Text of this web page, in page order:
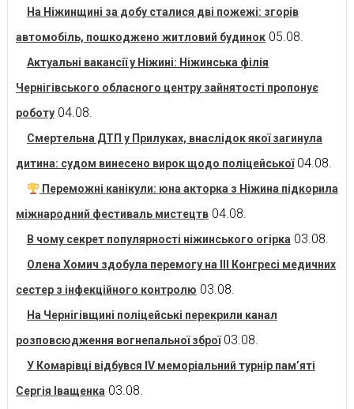
На Ніжинщині за добу сталися дві пожежі: згорів
автомобіль, пошкоджено житловий будинок 05.08.
Актуальні вакансії у Ніжині: Ніжинська філія
Чернігівського обласного центру зайнятості пропонує
роботу 04.08.
Смертельна ДТП у Прилуках, внаслідок якої загинула
дитина: судом винесено вирок щодо поліцейської 04.08.
Переможні канікули: юна акторка з Ніжина підкорила
міжнародний фестиваль мистецтв 04.08.
В чому секрет популярності ніжинського огірка 03.08.
Олена Хомич здобула перемогу на ІІІ Конгресі медичних
сестер з інфекційного контролю 03.08.
На Чернігівщині поліцейські перекрили канал
розповсюдження вогнепальної зброї 03.08.
У Комарівці відбувся IV меморіальний турнір пам’яті
Сергія Іващенка 03.08.